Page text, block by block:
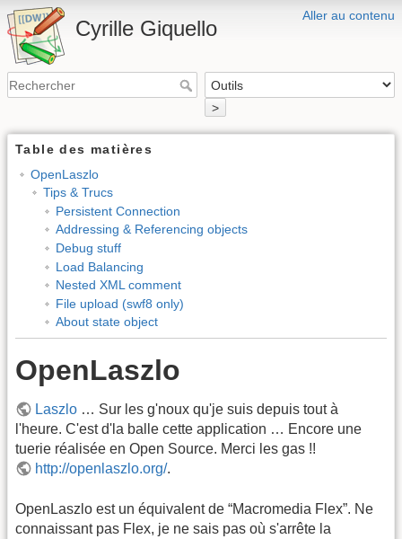
Aller au contenu
Cyrille Giquello
>
Table des matières
OpenLaszlo
Tips & Trucs
Persistent Connection
Addressing & Referencing objects
Debug stuff
Load Balancing
Nested XML comment
File upload (swf8 only)
About state object
OpenLaszlo
Laszlo … Sur les g'noux qu'je suis depuis tout à
l'heure. C'est d'la balle cette application … Encore une
tuerie réalisée en Open Source. Merci les gas !!
http://openlaszlo.org/.
OpenLaszlo est un équivalent de “Macromedia Flex”. Ne
connaissant pas Flex, je ne sais pas où s'arrête la